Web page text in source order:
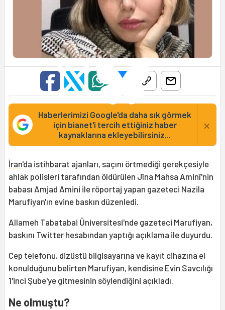
Haberlerimizi Google'da daha sık görmek
için bianet'i tercih ettiğiniz haber
kaynaklarına ekleyebilirsiniz...
×
İran'da istihbarat ajanları, saçını örtmediği gerekçesiyle
ahlak polisleri tarafından öldürülen Jîna Mahsa Aminî'nin
babası Amjad Amini ile röportaj yapan gazeteci Nazila
Marufiyan'ın evine baskın düzenledi.
Allameh Tabatabai Üniversitesi'nde gazeteci Marufiyan,
baskını Twitter hesabından yaptığı açıklama ile duyurdu.
Cep telefonu, dizüstü bilgisayarına ve kayıt cihazına el
konulduğunu belirten Marufiyan, kendisine Evin Savcılığı
1'inci Şube'ye gitmesinin söylendiğini açıkladı.
Ne olmuştu?